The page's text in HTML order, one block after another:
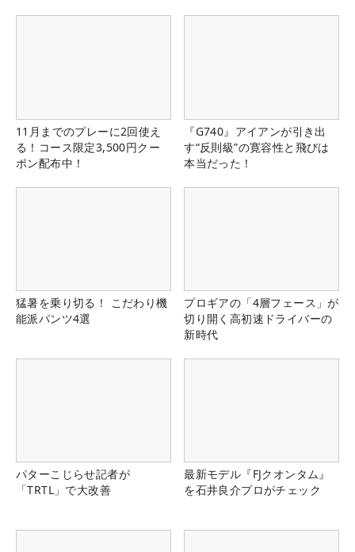
11月までのプレーに2回使え
る！コース限定3,500円クー
ポン配布中！
『G740』アイアンが引き出
す“反則級”の寛容性と飛びは
本当だった！
猛暑を乗り切る！ こだわり機
能派パンツ4選
プロギアの「4層フェース」が
切り開く高初速ドライバーの
新時代
パターこじらせ記者が
「TRTL」で大改善
最新モデル『FJクオンタム』
を石井良介プロがチェック